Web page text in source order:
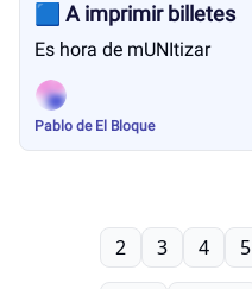
🟦 A imprimir billetes
Es hora de mUNItizar
Pablo de El Bloque
2 3 4 5